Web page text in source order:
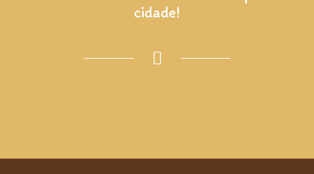
cidade!